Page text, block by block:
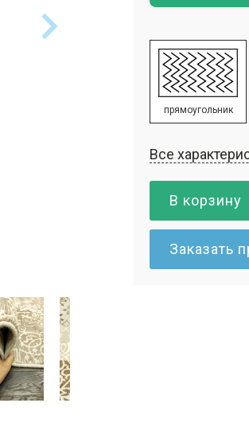
прямоугольник
Все
В корзину
Заказать